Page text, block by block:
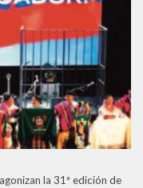
la 31ª edición de